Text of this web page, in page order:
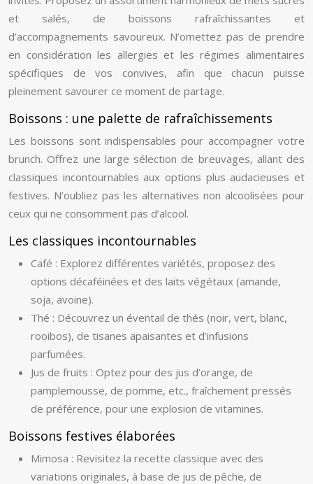
et salés, de boissons rafraîchissantes et
d’accompagnements savoureux. N’omettez pas de prendre
en considération les allergies et les régimes alimentaires
spécifiques de vos convives, afin que chacun puisse
pleinement savourer ce moment de partage.
Boissons : une palette de rafraîchissements
Les boissons sont indispensables pour accompagner votre
brunch. Offrez une large sélection de breuvages, allant des
classiques incontournables aux options plus audacieuses et
festives. N’oubliez pas les alternatives non alcoolisées pour
ceux qui ne consomment pas d’alcool.
Les classiques incontournables
Café : Explorez différentes variétés, proposez des
options décaféinées et des laits végétaux (amande,
soja, avoine).
Thé : Découvrez un éventail de thés (noir, vert, blanc,
rooibos), de tisanes apaisantes et d’infusions
parfumées.
Jus de fruits : Optez pour des jus d’orange, de
pamplemousse, de pomme, etc., fraîchement pressés
de préférence, pour une explosion de vitamines.
Boissons festives élaborées
Mimosa : Revisitez la recette classique avec des
variations originales, à base de jus de pêche, de